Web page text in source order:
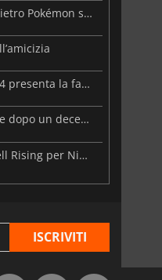
Beast of Reincarnation: lo studio dietro Pokémon su una nuova strada
Warhammer 40.000: Dawn of War 4 presenta la fazione dei Necron
Forsaken Realms: Vahrin's Call esce dopo un decennio di sviluppo
Annunciato ufficialmente il DLC Hell Rising per Nioh 3